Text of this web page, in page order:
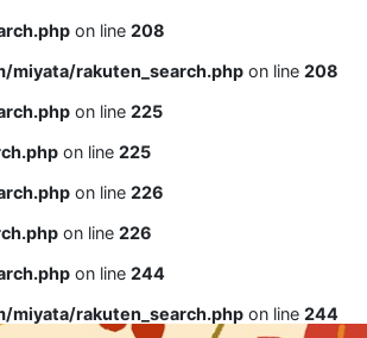
on line 208
miyata/rakuten_search.php on line 208
on line 225
on line 225
on line 226
on line 226
on line 244
miyata/rakuten_search.php on line 244